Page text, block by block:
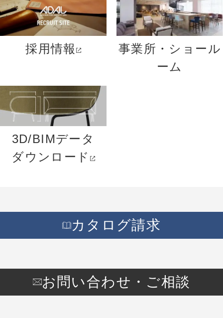
採用情報
事業所・ショール
ーム
3D/BIMデータ
ダウンロード
カタログ請求
お問い合わせ・ご相談